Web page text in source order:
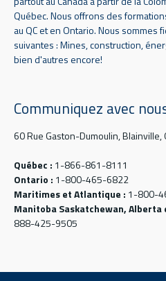
Québec. Nous offrons des
au QC et en Ontario. Nous
suivantes : Mines, construction,
bien d'autres encore!
Communiquez avec
60 Rue Gaston-Dumoulin, Blainville,
Québec : 1-866-861-8111
Ontario : 1-800-465-6822
Maritimes et Atlantique : 1-800-
Manitoba Saskatchewan,
888-425-9505